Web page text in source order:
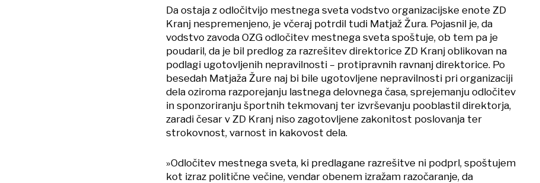
Da ostaja z odločitvijo mestnega sveta vodstvo organizacijske enote ZD
Kranj nespremenjeno, je včeraj potrdil tudi Matjaž Žura. Pojasnil je, da
vodstvo zavoda OZG odločitev mestnega sveta spoštuje, ob tem pa je
poudaril, da je bil predlog za razrešitev direktorice ZD Kranj oblikovan na
podlagi ugotovljenih nepravilnosti – protipravnih ravnanj direktorice. Po
besedah Matjaža Žure naj bi bile ugotovljene nepravilnosti pri organizaciji
dela oziroma razporejanju lastnega delovnega časa, sprejemanju odločitev
in sponzoriranju športnih tekmovanj ter izvrševanju pooblastil direktorja,
zaradi česar v ZD Kranj niso zagotovljene zakonitost poslovanja ter
strokovnost, varnost in kakovost dela.
»Odločitev mestnega sveta, ki predlagane razrešitve ni podprl, spoštujem
kot izraz politične večine, vendar obenem izražam razočaranje, da